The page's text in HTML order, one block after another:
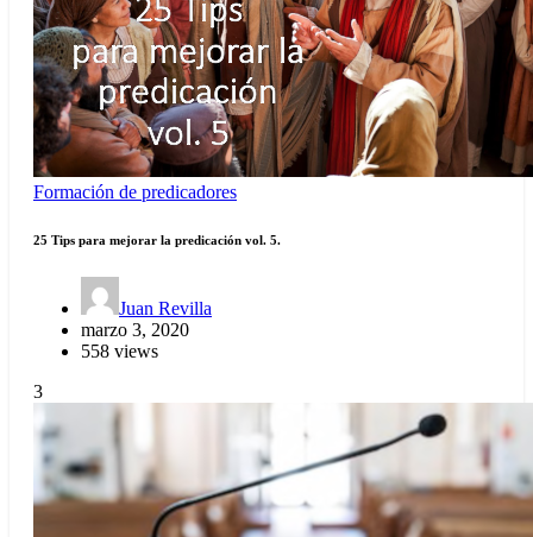
Formación de predicadores
25 Tips para mejorar la predicación vol. 5.
Juan Revilla
marzo 3, 2020
558 views
3